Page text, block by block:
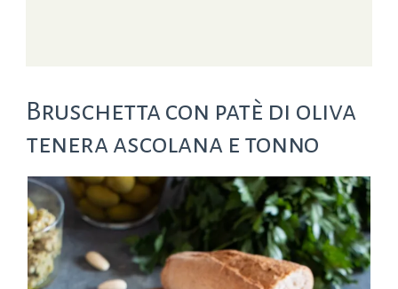
Bruschetta con patè di oliva
tenera ascolana e tonno